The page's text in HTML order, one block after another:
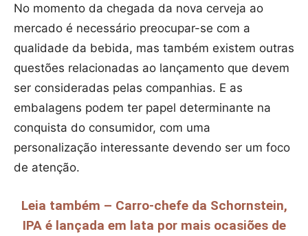
No momento da chegada da nova cerveja ao
mercado é necessário preocupar-se com a
qualidade da bebida, mas também existem outras
questões relacionadas ao lançamento que devem
ser consideradas pelas companhias. E as
embalagens podem ter papel determinante na
conquista do consumidor, com uma
personalização interessante devendo ser um foco
de atenção.
Leia também – Carro-chefe da Schornstein,
IPA é lançada em lata por mais ocasiões de